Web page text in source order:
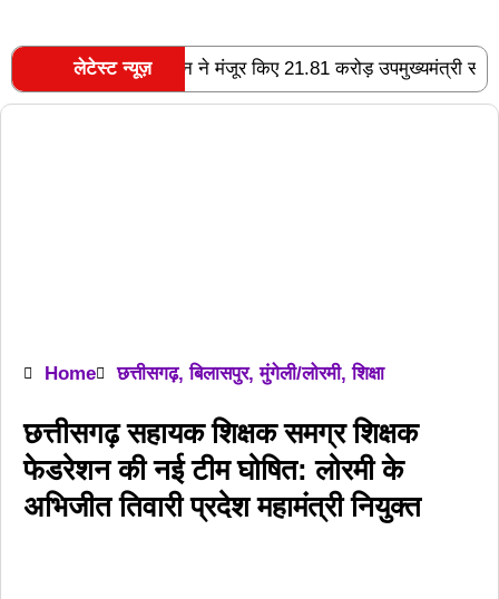
लेटेस्ट न्यूज़
फोरलेन, राज्य शासन ने मंजूर किए 21.81 करोड़ उपमुख्यमंत्री साव के
RECENT POSTS
Home छत्तीसगढ़,बिलासपुर,मुंगेली/लोरमी,शिक्षा
छत्तीसगढ़ सहायक शिक्षक समग्र शिक्षक
फेडरेशन की नई टीम घोषित: लोरमी के
अभिजीत तिवारी प्रदेश महामंत्री नियुक्त